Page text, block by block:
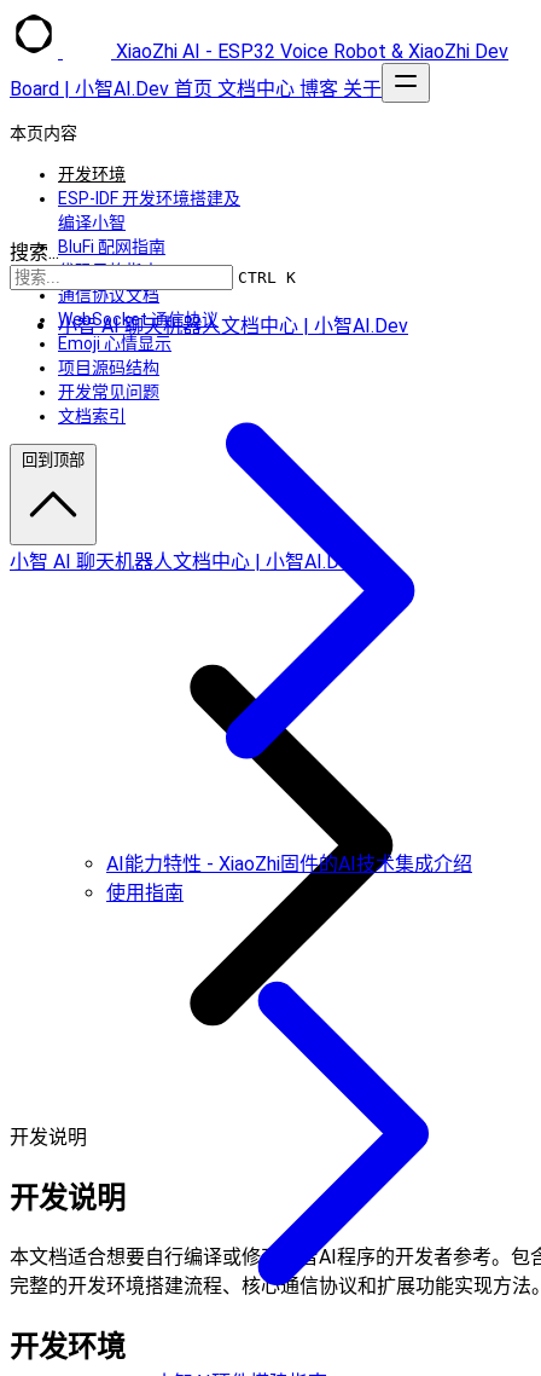
XiaoZhi AI - ESP32 Voice Robot & XiaoZhi Dev
Board | 小智AI.Dev 首页 文档中心 博客 关于
搜索...
CTRL K
小智 AI 聊天机器人文档中心 | 小智AI.Dev
AI能力特性 - XiaoZhi固件的AI技术集成介绍
使用指南
本页内容
开发环境
ESP-IDF 开发环境搭建及
编译小智
BluFi 配网指南
代码风格指南
通信协议文档
WebSocket 通信协议
Emoji 心情显示
项目源码结构
开发常见问题
文档索引
回到顶部
小智 AI 聊天机器人文档中心 | 小智AI.Dev
开发说明
开发说明
本文档适合想要自行编译或修改小智AI程序的开发者参考。包
完整的开发环境搭建流程、核心通信协议和扩展功能实现方法
开发环境